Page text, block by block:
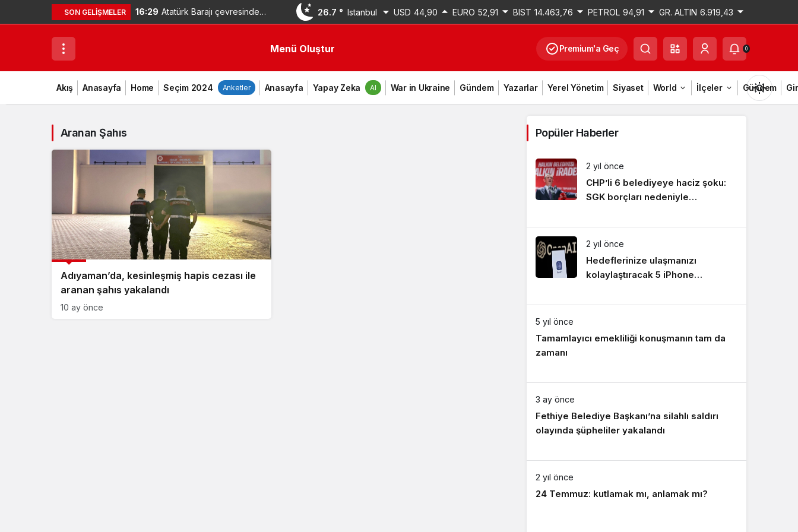
SON GELIŞMELER 16:29 Atatürk Barajı çevresinde
– Videolu Haber
26.7 ° Istanbul USD 44,90 EURO 52,91 BIST 14.463,76 PETROL 94,91 GR. ALTIN 6.919,43
Menü Oluştur Premium'a Geç 0
Akış Anasayfa Home Seçim 2024 Anketler Anasayfa Yapay Zeka AI War in Ukraine Gündem Yazarlar Yerel Yönetim Siyaset World İlçeler Gündem
Gündüz Modu
Gündüz modunu seçin.
Gece Modu
Sistem Modu
Aranan Şahıs
Adıyaman’da, kesinleşmiş hapis cezası ile
aranan şahıs yakalandı
ASAYİŞ
10 ay önce
Popüler Haberler
2 yıl önce
CHP’li 6 belediyeye haciz şoku:
SGK borçları nedeniyle
2 yıl önce
Hedeflerinize ulaşmanızı
kolaylaştıracak 5 iPhone
5 yıl önce
Tamamlayıcı emekliliği konuşmanın tam da
zamanı
3 ay önce
Fethiye Belediye Başkanı’na silahlı saldırı
olayında şüpheliler yakalandı
2 yıl önce
24 Temmuz: kutlamak mı, anlamak mı?